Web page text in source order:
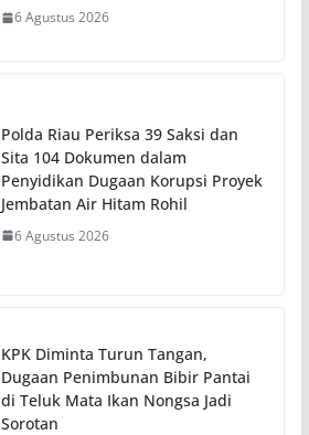
6 Agustus 2026
Polda Riau Periksa 39 Saksi dan
Sita 104 Dokumen dalam
Penyidikan Dugaan Korupsi Proyek
Jembatan Air Hitam Rohil
6 Agustus 2026
KPK Diminta Turun Tangan,
Dugaan Penimbunan Bibir Pantai
di Teluk Mata Ikan Nongsa Jadi
Sorotan